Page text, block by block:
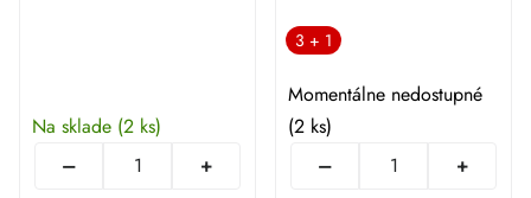
Na sklade (2 ks)
3 + 1
Momentálne nedostupné
(2 ks)